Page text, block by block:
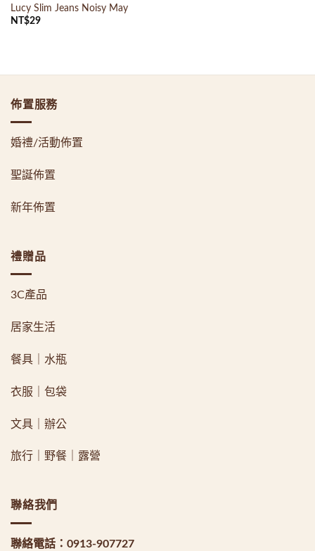
Lucy Slim Jeans Noisy May
NT$29
佈置服務
婚禮/活動佈置
聖誕佈置
新年佈置
禮贈品
3C產品
居家生活
餐具｜水瓶
衣服｜包袋
文具｜辦公
旅行｜野餐｜露營
聯絡我們
聯絡電話： 0913-907727